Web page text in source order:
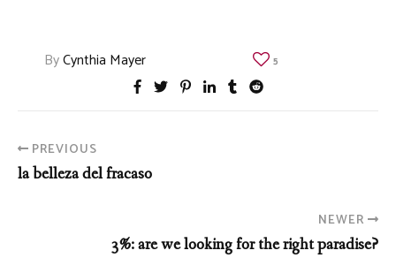
ByCynthia Mayer 5
PREVIOUS
la belleza del fracaso
NEWER
3%: are we looking for the right paradise?